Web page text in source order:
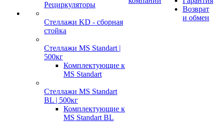
Рециркуляторы
Стеллажи KD - сборная
стойка
Стеллажи MS Standart |
500кг
Комплектующие к
MS Standart
Стеллажи MS Standart
BL | 500кг
Комплектующие к
MS Standart BL
Возврат
и обмен